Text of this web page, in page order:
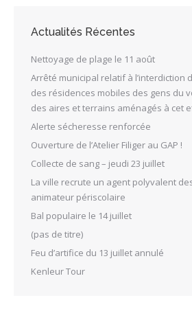
Actualités Récentes
Nettoyage de plage le 11 août
Arrêté municipal relatif à l’interdiction
des résidences mobiles des gens du
des aires et terrains aménagés à cet
Alerte sécheresse renforcée
Ouverture de l’Atelier Filiger au GAP !
Collecte de sang – jeudi 23 juillet
La ville recrute un agent polyvalent
animateur périscolaire
Bal populaire le 14 juillet
(pas de titre)
Feu d’artifice du 13 juillet annulé
Kenleur Tour